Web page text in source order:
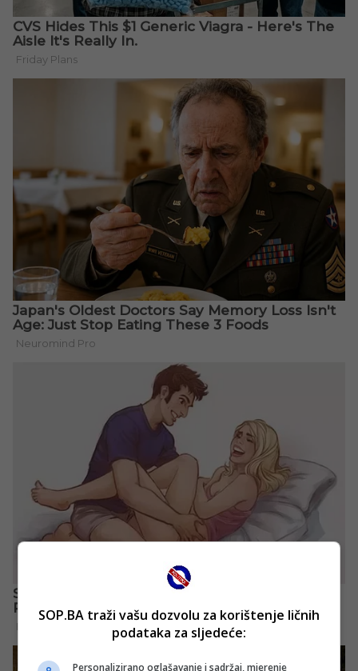
SOP.BA traži vašu dozvolu za korištenje ličnih
podataka za sljedeće:
Personalizirano oglašavanje i sadržaj, mjerenje